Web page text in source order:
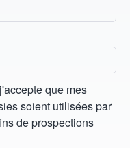
que mes
soient utilisées par
de prospections